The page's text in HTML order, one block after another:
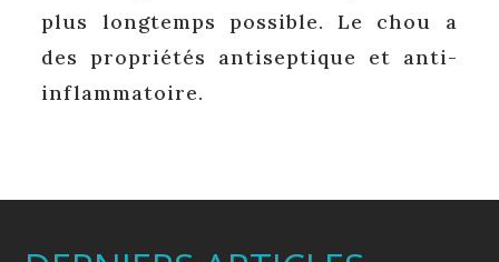
plus longtemps possible. Le chou a
des propriétés antiseptique et anti-
inflammatoire.